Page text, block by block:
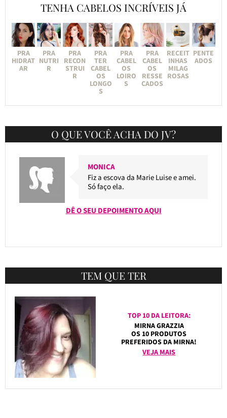
TENHA CABELOS INCRÍVEIS JÁ
PRA
HIDRAT
AR
PRA
NUTRI
R
PRA
RECON
STRUI
R
PRA
TER
CABEL
OS
LONGO
S
PRA
CABEL
OS
LOIRO
S
PRA
CABEL
OS
RESSE
CADOS
RECEIT
INHAS
MILAG
ROSAS
PENTE
ADOS
O QUE VOCÊ ACHA DO JV?
MONICA
Fiz a escova da Marie Luise e amei.
Só faço ela.
DÊ O SEU DEPOIMENTO AQUI
TEM QUE TER
TOP 10 DA LEITORA:
MIRNA GRAZZIA
OS 10 PRODUTOS
PREFERIDOS DA MIRNA!
VEJA MAIS